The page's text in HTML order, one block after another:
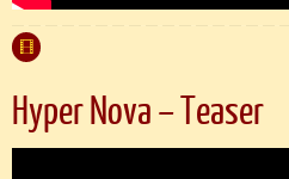
Hyper Nova – Teaser